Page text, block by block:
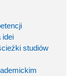
idei
studiów